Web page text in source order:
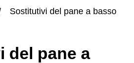
Sostitutivi del pane a basso
del pane a